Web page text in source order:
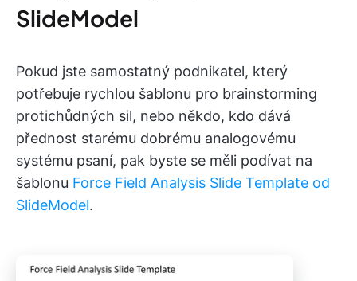
SlideModel
Pokud jste samostatný podnikatel, který
potřebuje rychlou šablonu pro brainstorming
protichůdných sil, nebo někdo, kdo dává
přednost starému dobrému analogovému
systému psaní, pak byste se měli podívat na
šablonu Force Field Analysis Slide Template od
SlideModel.